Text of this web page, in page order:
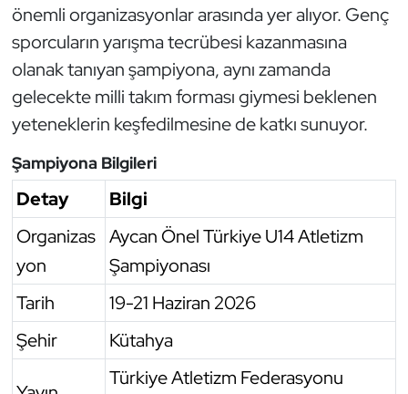
önemli organizasyonlar arasında yer alıyor. Genç
sporcuların yarışma tecrübesi kazanmasına
olanak tanıyan şampiyona, aynı zamanda
gelecekte milli takım forması giymesi beklenen
yeteneklerin keşfedilmesine de katkı sunuyor.
Şampiyona Bilgileri
Detay
Bilgi
Organizas
yon
Aycan Önel Türkiye U14 Atletizm
Şampiyonası
Tarih
19-21 Haziran 2026
Şehir
Kütahya
Türkiye Atletizm Federasyonu
Oryantiring
Özel Sporcular
Paralimpik
Ragbi
Satranç
Su Topu
Sualtı Sporları
Tekvando
Tenis